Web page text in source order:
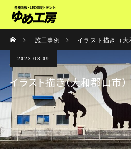
施工事例 イラスト描き（大
2023.03.09
イラスト描き（大和郡山市）